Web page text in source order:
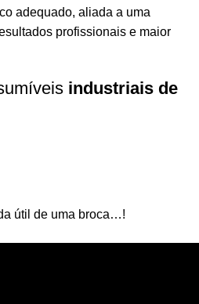
adequado, aliada a uma
profissionais e maior
industriais de
útil de uma broca…!